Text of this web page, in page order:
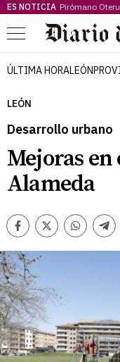
ES NOTICIA Pirómano
Menú
ÚLTIMA HORALEÓN
LEÓN
Desarrollo urbano
Mejoras en
Alameda
Facebook
Twitter
Comentarios